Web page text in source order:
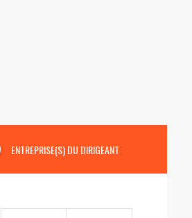
ENTREPRISE(S) DU DIRIGEANT